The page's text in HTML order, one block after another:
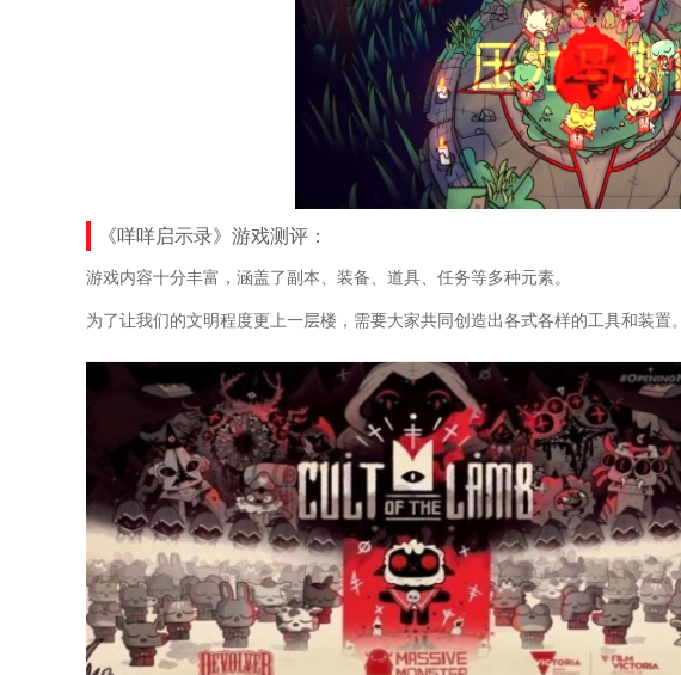
《咩咩启示录》游戏测评：
游戏内容十分丰富，涵盖了副本、装备、道具、任务等多种元素。
为了让我们的文明程度更上一层楼，需要大家共同创造出各式各样的工具和装置。